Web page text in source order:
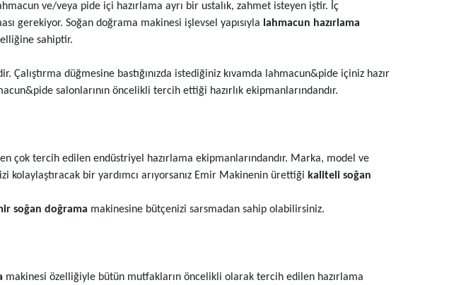
ve/veya pide içi hazırlama ayrı bir ustalık, zahmet isteyen iştir. İç
gerekiyor. Soğan doğrama makinesi işlevsel yapısıyla lahmacun hazırlama
sahiptir.
düğmesine bastığınızda istediğiniz kıvamda lahmacun&pide içiniz hazır
salonlarının öncelikli tercih ettiği hazırlık ekipmanlarındandır.
çok tercih edilen endüstriyel hazırlama ekipmanlarındandır. Marka, model ve
bir yardımcı arıyorsanız Emir Makinenin ürettiği kaliteli soğan
soğan doğrama makinesine bütçenizi sarsmadan sahip olabilirsiniz.
makinesi özelliğiyle bütün mutfakların öncelikli olarak tercih edilen hazırlama